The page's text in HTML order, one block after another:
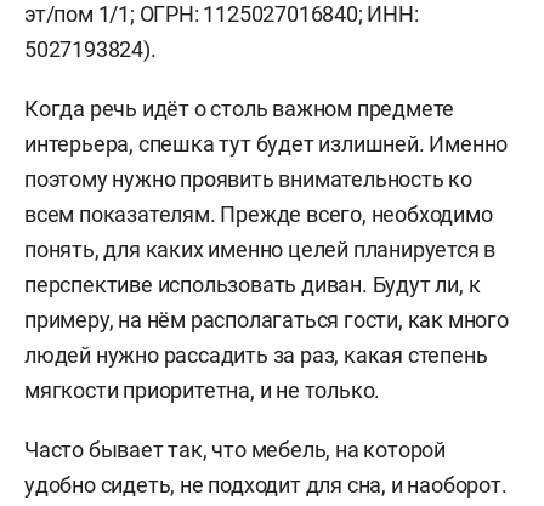
эт/пом 1/1; ОГРН: 1125027016840; ИНН:
5027193824).
Когда речь идёт о столь важном предмете
интерьера, спешка тут будет излишней. Именно
поэтому нужно проявить внимательность ко
всем показателям. Прежде всего, необходимо
понять, для каких именно целей планируется в
перспективе использовать диван. Будут ли, к
примеру, на нём располагаться гости, как много
людей нужно рассадить за раз, какая степень
мягкости приоритетна, и не только.
Часто бывает так, что мебель, на которой
удобно сидеть, не подходит для сна, и наоборот.